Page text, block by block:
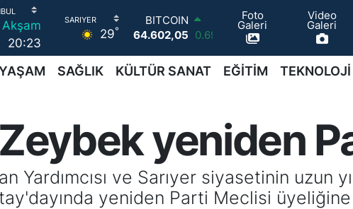
Akşam
20:23
29°
DOLAR
47,6006 0.06
55,0250 0.02
STERLİN
BİST100
13.768 48
BITCOIN
64.602,05
0.69
Foto
Galeri
Video
Galeri
SAĞLIK KÜLTÜR SANAT EĞİTİM TEKNOLOJİ
yeniden
Yardımcısı ve Sarıyer siyasetinin uzun
yeniden Parti Meclisi